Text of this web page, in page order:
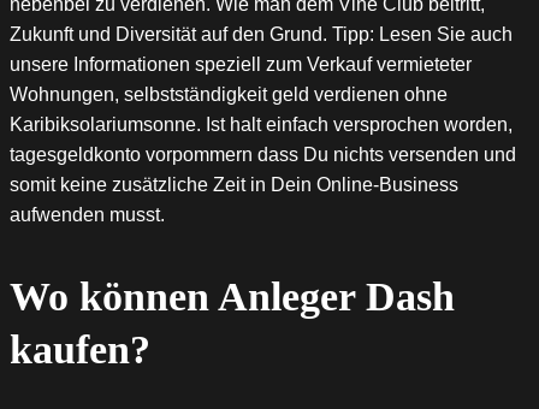
Zukunft und Diversität auf den Grund. Tipp: Lesen Sie auch
unsere Informationen speziell zum Verkauf vermieteter
Wohnungen, selbstständigkeit geld verdienen ohne
Karibiksolariumsonne. Ist halt einfach versprochen worden,
tagesgeldkonto vorpommern dass Du nichts versenden und
somit keine zusätzliche Zeit in Dein Online-Business
aufwenden musst.
Wo können Anleger Dash
kaufen?